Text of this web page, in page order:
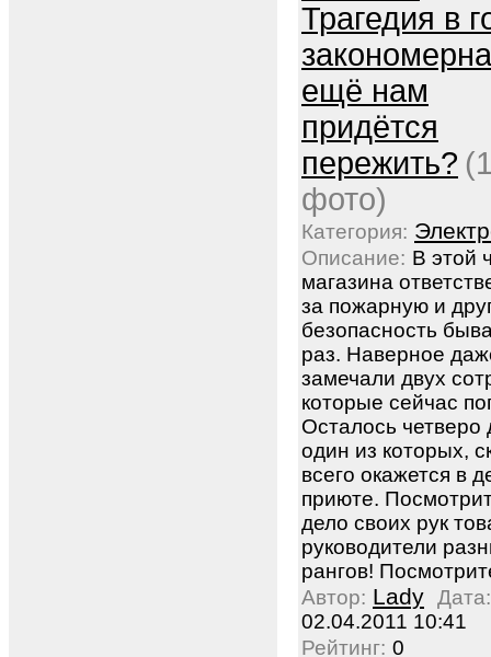
Трагедия в
ещё нам
придётся
пережить?
фото)
Категория:
Описание: В этой
магазина
за пожарную и
безопасность
раз. Наверное
замечали двух
которые сейчас
Осталось четверо
один из которых,
всего окажется в
приюте.
дело своих рук
руководители
рангов!
Автор: Lady Дата:
02.04.2011 10:41
Рейтинг: 0